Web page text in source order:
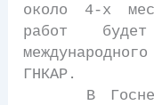
около 4-х
работ
ГНКАР.
В